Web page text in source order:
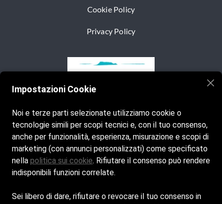
Cookie Policy
Privacy Policy
Siamo aperti tutti i giorni dalle 8:30 alle 19:30
Cala Brandinchi San Teodoro (O-T) 07052
info@stabilimentobalnearecalabrandinchi.it
Impostazioni Cookie
Noi e terze parti selezionate utilizziamo cookie o
tecnologie simili per scopi tecnici e, con il tuo consenso,
anche per funzionalità, esperienza, misurazione e scopi di
marketing (con annunci personalizzati) come specificato
nella politica sui cookie. Rifiutare il consenso può rendere
indisponibili funzioni correlate.
Sei libero di dare, rifiutare o revocare il tuo consenso in